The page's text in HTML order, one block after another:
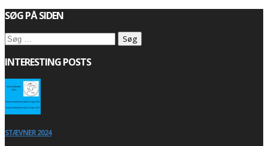
SØG PÅ SIDEN
Søg
efter:
INTERESTING POSTS
STÆVNER 2024